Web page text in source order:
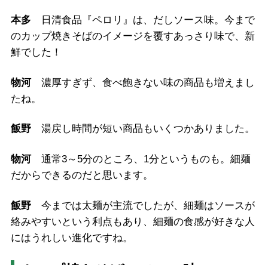
本多 日清食品『ペロリ』は、だしソース味。今まで
のカップ焼きそばのイメージを覆すあっさり味で、新
鮮でした！
物河濃厚すぎず、食べ飽きない味の商品も増えまし
たね。
飯野湯戻し時間が短い商品もいくつかありました。
物河通常3～5分のところ、1分というものも。細麺
だからできるのだと思います。
飯野今までは太麺が主流でしたが、細麺はソースが
絡みやすいという利点もあり、細麺の食感が好きな人
にはうれしい進化ですね。